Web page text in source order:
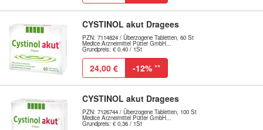
CYSTINOL akut Dragees
PZN: 7114824 / Überzogene Tabletten, 60 St
Medice Arzneimittel Pütter GmbH...
Grundpreis: € 0,40 / 1St
24,00 € -12% **
CYSTINOL akut Dragees
PZN: 7126744 / Überzogene Tabletten, 100 St
Medice Arzneimittel Pütter GmbH...
Grundpreis: € 0,36 / 1St